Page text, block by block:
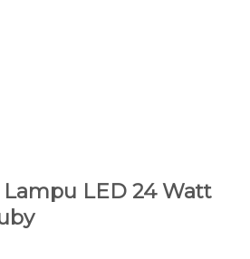
LED 24 Watt